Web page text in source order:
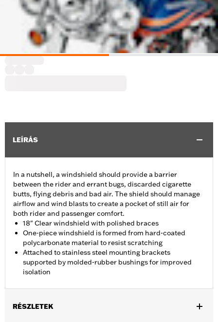
LEÍRÁS
In a nutshell, a windshield should provide a barrier
between the rider and errant bugs, discarded cigarette
butts, flying debris and bad air. The shield should manage
airflow and wind blasts to create a pocket of still air for
both rider and passenger comfort.
18" Clear windshield with polished braces
One-piece windshield is formed from hard-coated
polycarbonate material to resist scratching
Attached to stainless steel mounting brackets
supported by molded-rubber bushings for improved
isolation
RÉSZLETEK